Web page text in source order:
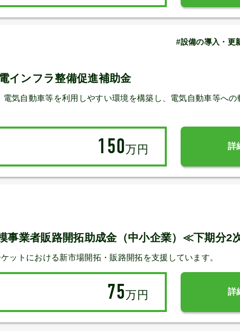
#設備の導入・更
インフラ整備促進補助金
気自動車等を利用しやすい環境を構築し、電気自動車等への
150万円 詳
事業者販路開拓助成金（中小企業）≪下期分2
ットにおける新市場開拓・販路開拓を支援しています。
75万円 詳